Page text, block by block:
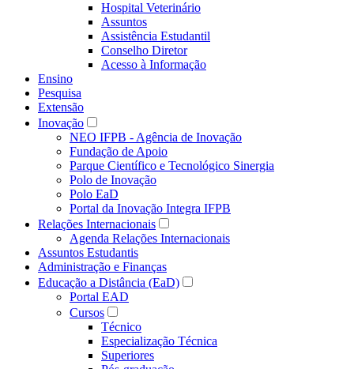
Hospital Veterinário
Assuntos
Assistência Estudantil
Conselho Diretor
Acesso à Informação
Ensino
Pesquisa
Extensão
Inovação
NEO IFPB - Agência de Inovação
Fundação de Apoio
Parque Científico e Tecnológico Sinergia
Polo de Inovação
Polo EaD
Portal da Inovação Integra IFPB
Relações Internacionais
Agenda Relações Internacionais
Assuntos Estudantis
Administração e Finanças
Educação a Distância (EaD)
Portal EAD
Cursos
Técnico
Especialização Técnica
Superiores